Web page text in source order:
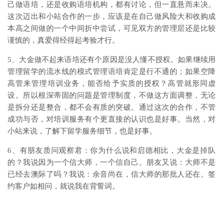
己做语培，还是收购语培机构，都有讨论，但一直悬而未决。
这次迈出和小站合作的一步，应该是在自己做风险大和收购成
本高之间做的一个中间折中尝试，可见双方的管理层还是比较
谨慎的，真爱得经得起考验才行。
5、大金做不起来语培还有个原因是没人懂不授权。如果继续用
管理留学的流水线的模式管理语培肯定是行不通的；如果空降
高管来管理培训业务，能否给予实质的授权？高管就形同虚
设。所以根深蒂固的问题是管理制度，不做这方面调整，无论
是拆分还是整合，都不会有质的突破。通过这次的合作，不管
成功与否，对培训服务有个更直接的认识也是好事。当然，对
小站来说，了解下留学服务细节，也是好事。
6、有朋友质问观察君：你为什么说和启德相比，大金是掉队
的？我说因为一个信大师，一个信自己。朋友又说：大师不是
已经去澳际了吗？我说：余音尚在，信大师的那批人还在。签
约客户如相问，就说我在背誓词。